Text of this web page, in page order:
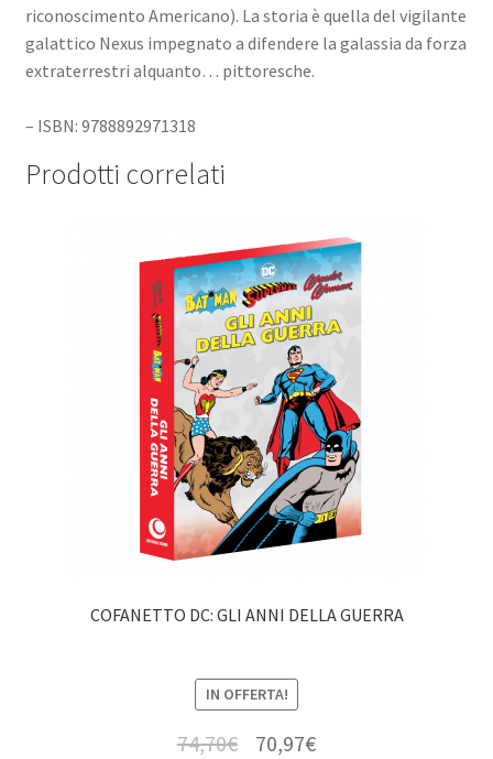
riconoscimento Americano). La storia è quella del vigilante
galattico Nexus impegnato a difendere la galassia da forza
extraterrestri alquanto… pittoresche.
– ISBN: 9788892971318
Prodotti correlati
COFANETTO DC: GLI ANNI DELLA GUERRA
IN OFFERTA!
74,70€ 70,97€